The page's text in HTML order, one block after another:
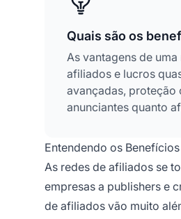
Quais são os
As vantagens de
afiliados e lucros
avançadas, proteção
anunciantes quanto
Entendendo os
As redes de afiliados se
empresas a publishers e
de afiliados vão muito